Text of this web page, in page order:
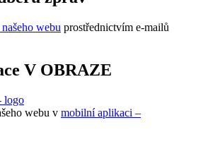
webu prostřednictvím e-mailů
V OBRAZE
webu v mobilní aplikaci –